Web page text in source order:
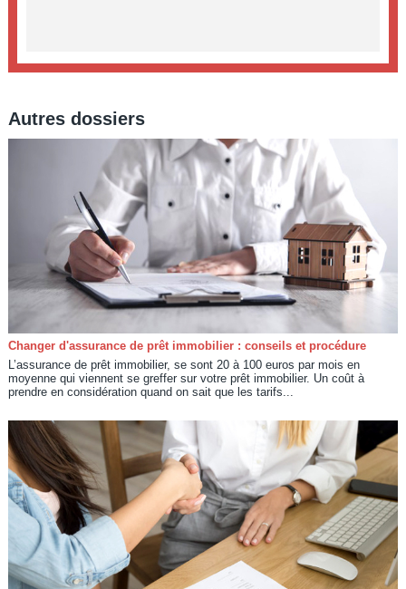
Autres dossiers
Changer d'assurance de prêt immobilier : conseils et procédure
L’assurance de prêt immobilier, se sont 20 à 100 euros par mois en
moyenne qui viennent se greffer sur votre prêt immobilier. Un coût à
prendre en considération quand on sait que les tarifs...